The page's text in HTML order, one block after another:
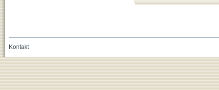
Kontakt